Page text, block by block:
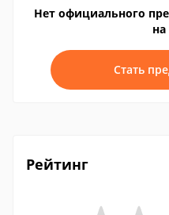
Нет официального
на
Стать
Рейтинг